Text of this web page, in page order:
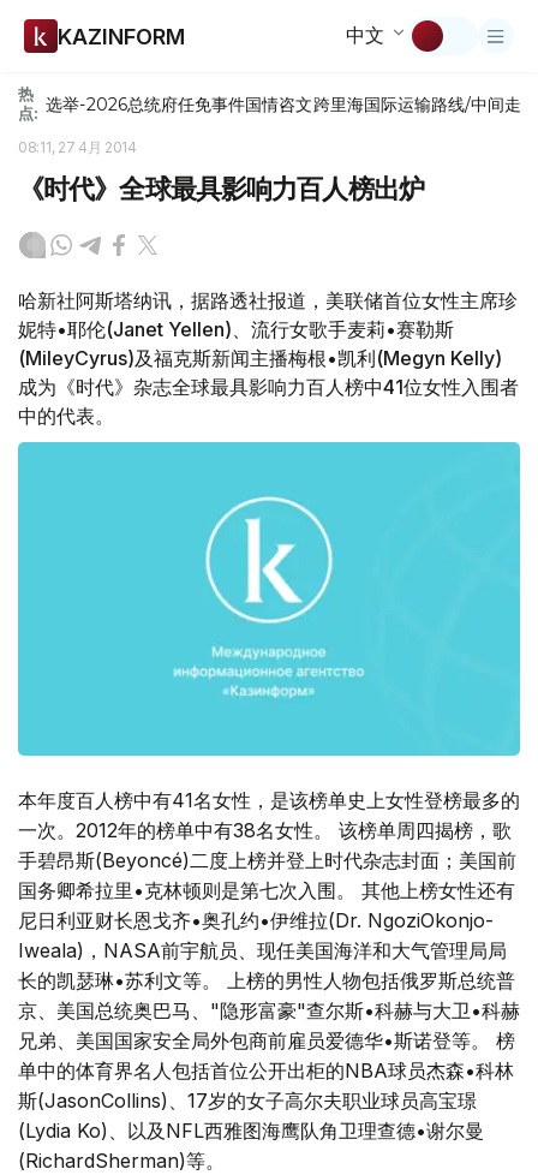
KAZINFORM 中文
热
点: 选举-2026总统府任免事件国情咨文跨里海国际运输路线/中间走廊
08:11, 27 4月 2014
《时代》全球最具影响力百人榜出炉
哈新社阿斯塔纳讯，据路透社报道，美联储首位女性主席珍
妮特•耶伦(Janet Yellen)、流行女歌手麦莉•赛勒斯
(MileyCyrus)及福克斯新闻主播梅根•凯利(Megyn Kelly)
成为《时代》杂志全球最具影响力百人榜中41位女性入围者
中的代表。
本年度百人榜中有41名女性，是该榜单史上女性登榜最多的
一次。2012年的榜单中有38名女性。 该榜单周四揭榜，歌
手碧昂斯(Beyoncé)二度上榜并登上时代杂志封面；美国前
国务卿希拉里•克林顿则是第七次入围。 其他上榜女性还有
尼日利亚财长恩戈齐•奥孔约•伊维拉(Dr. NgoziOkonjo-
Iweala)，NASA前宇航员、现任美国海洋和大气管理局局
长的凯瑟琳•苏利文等。 上榜的男性人物包括俄罗斯总统普
京、美国总统奥巴马、"隐形富豪"查尔斯•科赫与大卫•科赫
兄弟、美国国家安全局外包商前雇员爱德华•斯诺登等。 榜
单中的体育界名人包括首位公开出柜的NBA球员杰森•科林
斯(JasonCollins)、17岁的女子高尔夫职业球员高宝璟
(Lydia Ko)、以及NFL西雅图海鹰队角卫理查德•谢尔曼
(RichardSherman)等。